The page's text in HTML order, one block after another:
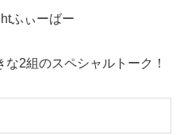
ふぃーばー
2組のスペシャルトーク！